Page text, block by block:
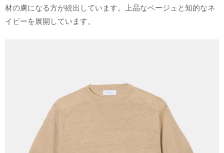
材の虜になる方が続出しています。上品なベージュと知的なネ
イビーを展開しています。